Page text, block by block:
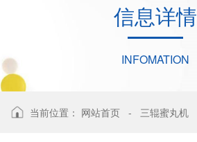
信息详情
INFOMATION
当前位置： 网站首页 - 三辊蜜丸机